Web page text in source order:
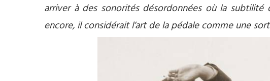
arriver à des sonorités désordonnées où la subtilité
encore, il considérait l’art de la pédale comme une